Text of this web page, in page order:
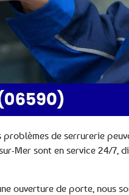
problèmes de serrurerie
Mer sont en service 24/7,
ouverture de porte, nous